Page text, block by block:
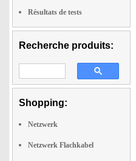
Résultats de tests
Recherche produits:
Shopping:
Netzwerk
Netzwerk Flachkabel